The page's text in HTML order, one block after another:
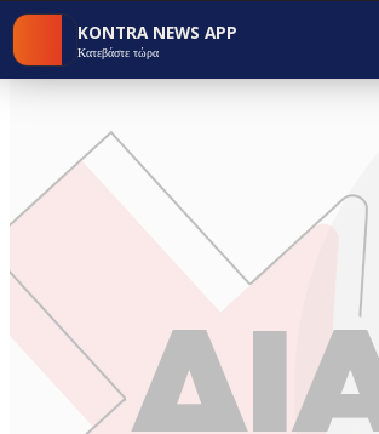
KONTRA NEWS APP
Κατεβάστε τώρα